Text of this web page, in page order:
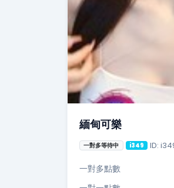
緬甸可樂
一對多等待中 i349 ID:
一對多點數